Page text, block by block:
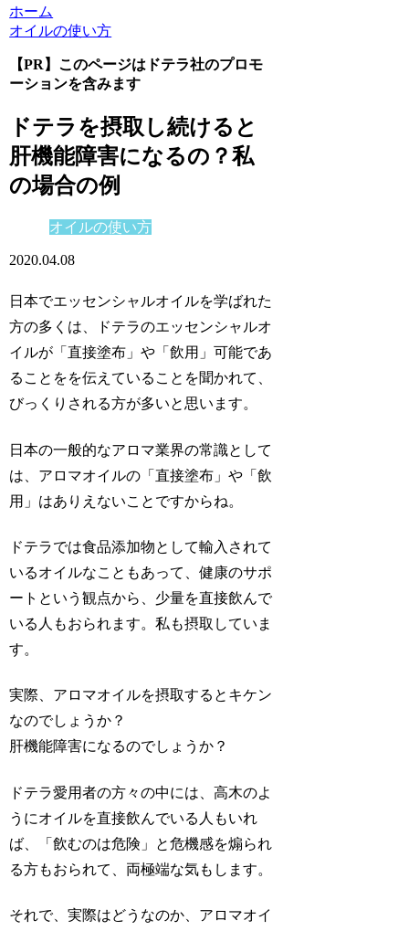
ホーム
オイルの使い方
【PR】このページはドテラ社のプロモ
ーションを含みます
ドテラを摂取し続けると
肝機能障害になるの？私
の場合の例
オイルの使い方
2020.04.08
日本でエッセンシャルオイルを学ばれた
方の多くは、ドテラのエッセンシャルオ
イルが「直接塗布」や「飲用」可能であ
ることをを伝えていることを聞かれて、
びっくりされる方が多いと思います。
日本の一般的なアロマ業界の常識として
は、アロマオイルの「直接塗布」や「飲
用」はありえないことですからね。
ドテラでは食品添加物として輸入されて
いるオイルなこともあって、健康のサポ
ートという観点から、少量を直接飲んで
いる人もおられます。私も摂取していま
す。
実際、アロマオイルを摂取するとキケン
なのでしょうか？
肝機能障害になるのでしょうか？
ドテラ愛用者の方々の中には、高木のよ
うにオイルを直接飲んでいる人もいれ
ば、「飲むのは危険」と危機感を煽られ
る方もおられて、両極端な気もします。
それで、実際はどうなのか、アロマオイ